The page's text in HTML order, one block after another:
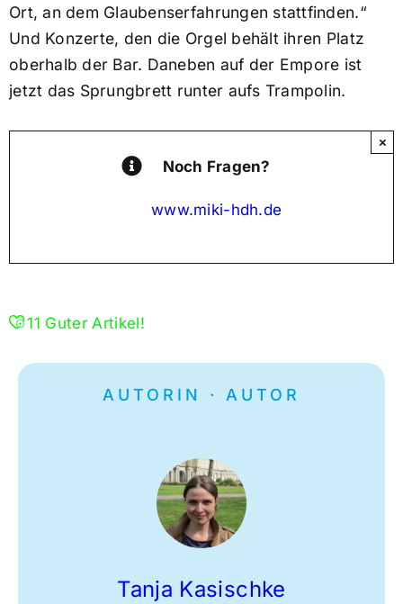
Ort, an dem Glaubenserfahrungen stattfinden.“
Und Konzerte, den die Orgel behält ihren Platz
oberhalb der Bar. Daneben auf der Empore ist
jetzt das Sprungbrett runter aufs Trampolin.
Noch Fragen?
www.miki-hdh.de
×
11 Guter Artikel!
AUTORIN · AUTOR
Tanja Kasischke